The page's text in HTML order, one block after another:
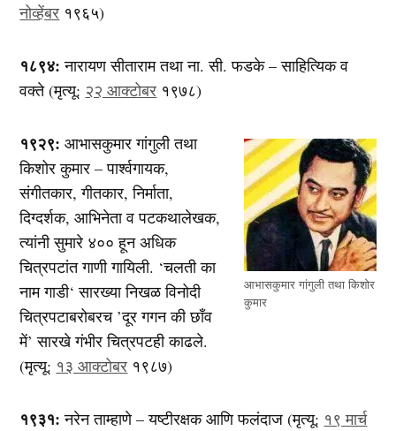
नोव्हेंबर १९६५)
१८९४: नारायण सीताराम तथा ना. सी. फडके – साहित्यिक व
वक्ते (मृत्यू: २२ आक्टोबर १९७८)
आभासकुमार गांगुली तथा किशोर
कुमार
१९२९: आभासकुमार गांगुली तथा
किशोर कुमार – पार्श्वगायक,
संगीतकार, गीतकार, निर्माता,
दिग्दर्शक, आभिनेता व पटकथालेखक,
त्यांनी सुमारे ४०० हून अधिक
चित्रपटांत गाणी गायिली. ‘चलती का
नाम गाडी‘ सारख्या निखळ विनोदी
चित्रपटाबरोबरच ’दूर गगन की छाँव
में’ सारखे गंभीर चित्रपटही काढले.
(मृत्यू: १३ आक्टोबर १९८७)
१९३१: नरेन ताम्हाणे – यष्टीरक्षक आणि फलंदाज (मृत्यू: १९ मार्च